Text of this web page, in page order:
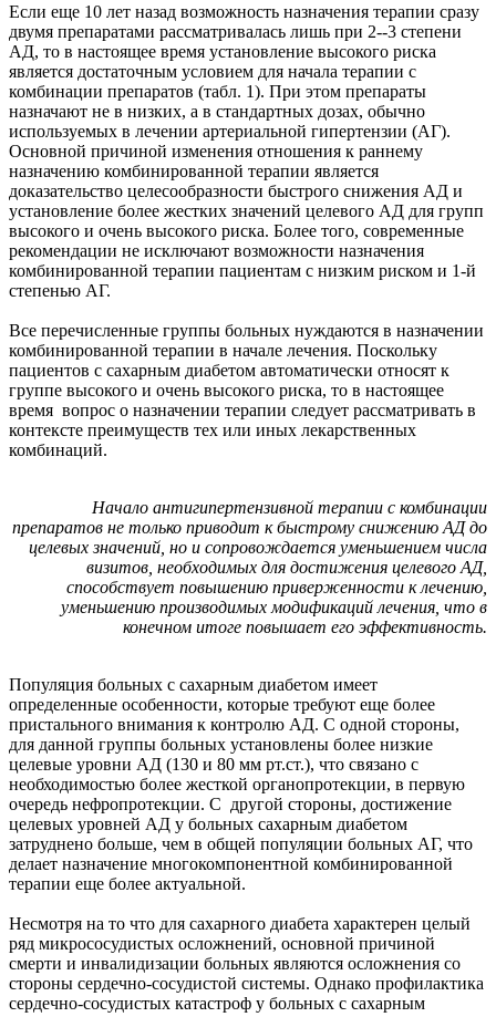
Если еще 10 лет назад возможность назначения терапии сразу
двумя препаратами рассматривалась лишь при 2--3 степени
АД, то в настоящее время установление высокого риска
является достаточным условием для начала терапии с
комбинации препаратов (табл. 1). При этом препараты
назначают не в низких, а в стандартных дозах, обычно
используемых в лечении артериальной гипертензии (АГ).
Основной причиной изменения отношения к раннему
назначению комбинированной терапии является
доказательство целесообразности быстрого снижения АД и
установление более жестких значений целевого АД для групп
высокого и очень высокого риска. Более того, современные
рекомендации не исключают возможности назначения
комбинированной терапии пациентам с низким риском и 1-й
степенью АГ.
Все перечисленные группы больных нуждаются в назначении
комбинированной терапии в начале лечения. Поскольку
пациентов с сахарным диабетом автоматически относят к
группе высокого и очень высокого риска, то в настоящее
время вопрос о назначении терапии следует рассматривать в
контексте преимуществ тех или иных лекарственных
комбинаций.
Начало антигипертензивной терапии с комбинации
препаратов не только приводит к быстрому снижению АД до
целевых значений, но и сопровождается уменьшением числа
визитов, необходимых для достижения целевого АД,
способствует повышению приверженности к лечению,
уменьшению производимых модификаций лечения, что в
конечном итоге повышает его эффективность.
Популяция больных с сахарным диабетом имеет
определенные особенности, которые требуют еще более
пристального внимания к контролю АД. С одной стороны,
для данной группы больных установлены более низкие
целевые уровни АД (130 и 80 мм рт.ст.), что связано с
необходимостью более жесткой органопротекции, в первую
очередь нефропротекции. С другой стороны, достижение
целевых уровней АД у больных сахарным диабетом
затруднено больше, чем в общей популяции больных АГ, что
делает назначение многокомпонентной комбинированной
терапии еще более актуальной.
Несмотря на то что для сахарного диабета характерен целый
ряд микрососудистых осложнений, основной причиной
смерти и инвалидизации больных являются осложнения со
стороны сердечно-сосудистой системы. Однако профилактика
сердечно-сосудистых катастроф у больных с сахарным